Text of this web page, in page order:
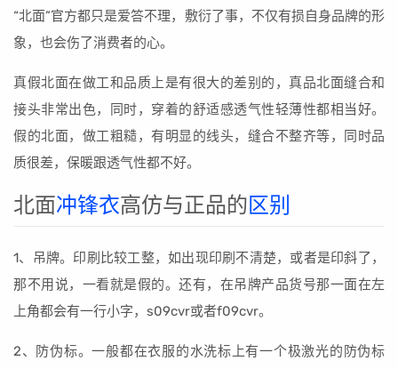
“北面”官方都只是爱答不理，敷衍了事，不仅有损自身品牌的形
象，也会伤了消费者的心。
真假北面在做工和品质上是有很大的差别的，真品北面缝合和
接头非常出色，同时，穿着的舒适感透气性轻薄性都相当好。
假的北面，做工粗糙，有明显的线头，缝合不整齐等，同时品
质很差，保暖跟透气性都不好。
北面冲锋衣高仿与正品的区别
1、吊牌。印刷比较工整，如出现印刷不清楚，或者是印斜了，
那不用说，一看就是假的。还有，在吊牌产品货号那一面在左
上角都会有一行小字，s09cvr或者f09cvr。
2、防伪标。一般都在衣服的水洗标上有一个极激光的防伪标